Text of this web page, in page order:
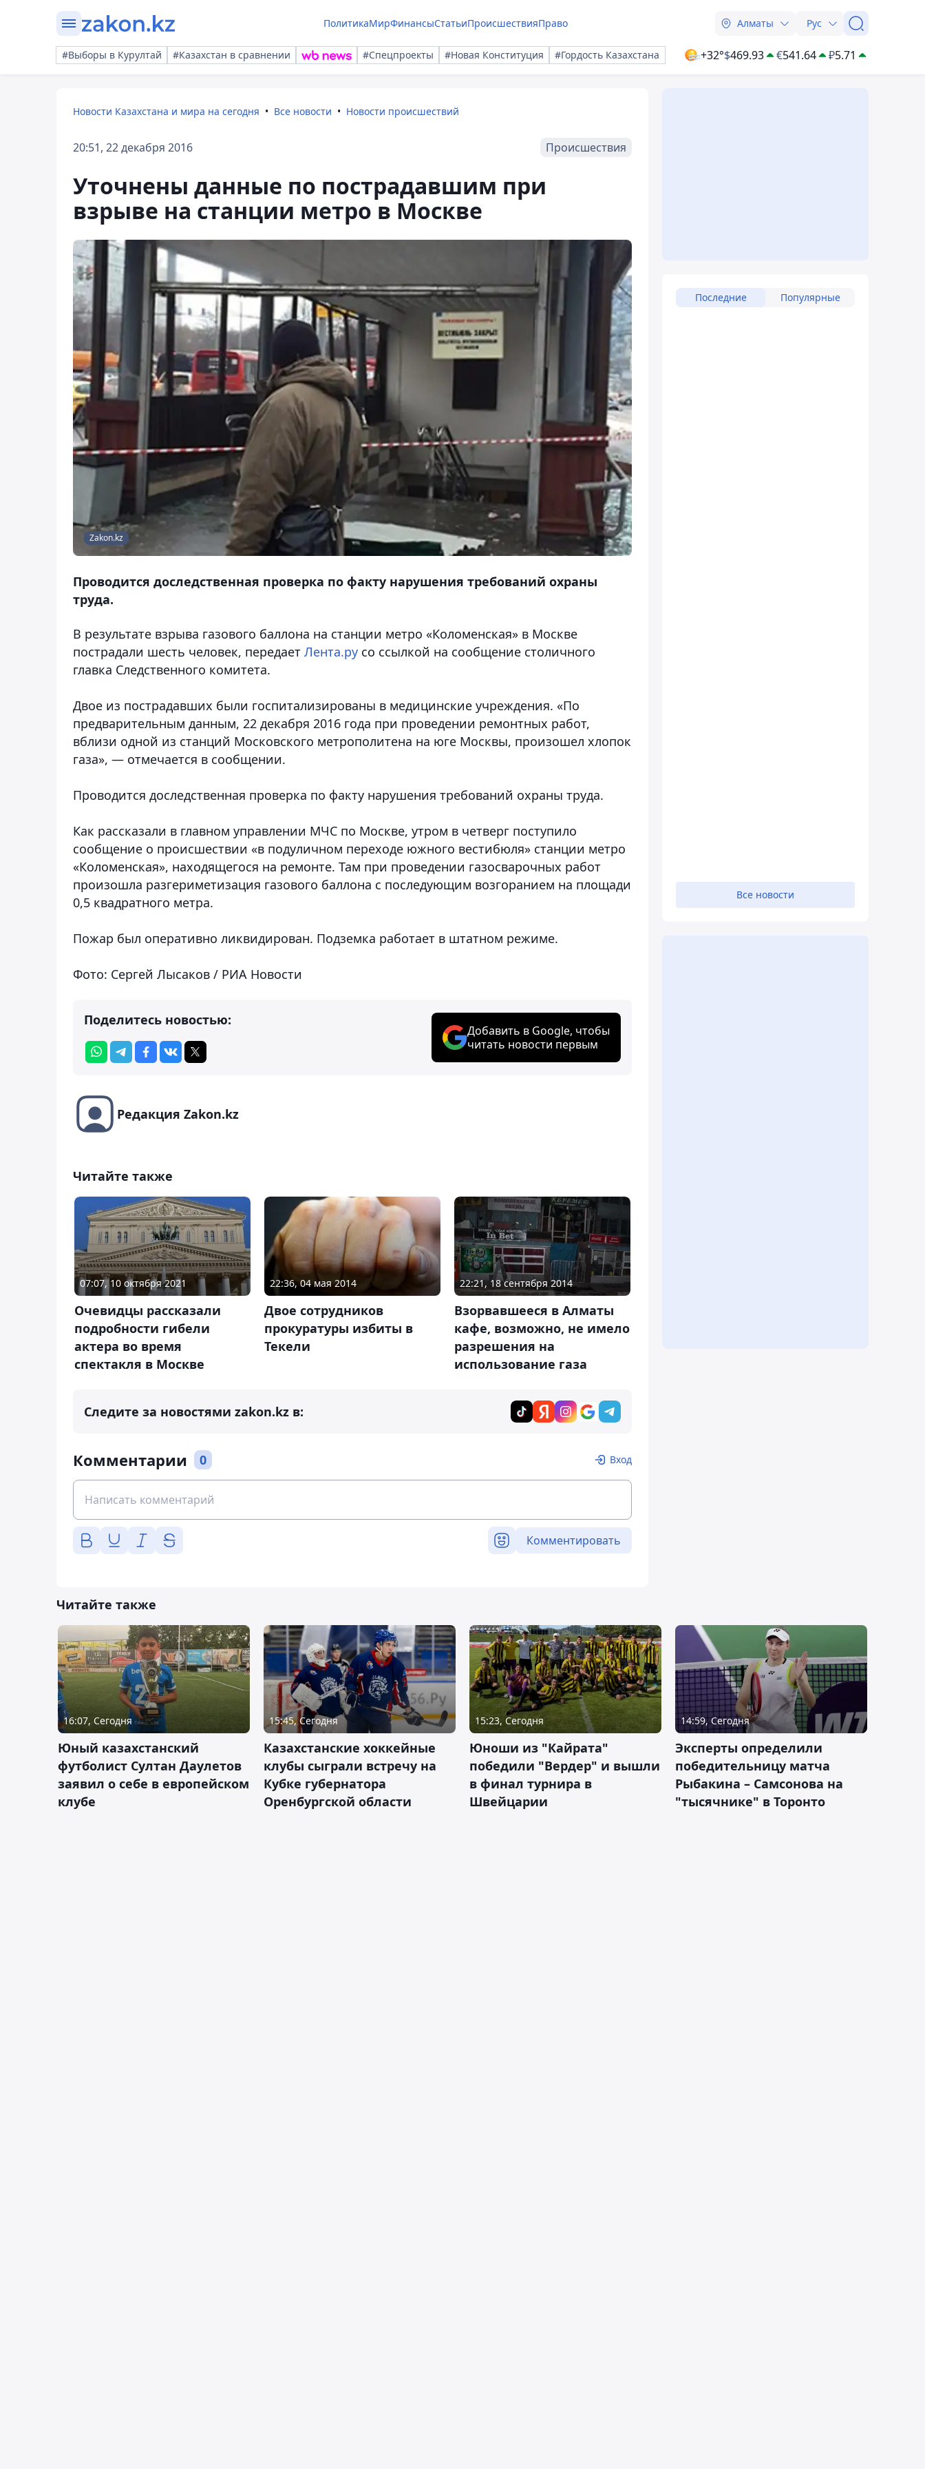
ПолитикаМирФинансыСтатьиПроисшествияПраво Алматы Рус
#Выборы в Курултай #Казахстан в сравнении #Спецпроекты #Новая Конституция #Гордость Казахстана +32°$469.93 €541.64 ₽5.71
Новости Казахстана и мира на сегодня Все новости Новости происшествий
20:51, 22 декабря 2016 Происшествия
Уточнены данные по пострадавшим при
взрыве на станции метро в Москве
Zakon.kz
Проводится доследственная проверка по факту нарушения требований охраны
труда.
В результате взрыва газового баллона на станции метро «Коломенская» в Москве
пострадали шесть человек, передает Лента.ру со ссылкой на сообщение столичного
главка Следственного комитета.
Двое из пострадавших были госпитализированы в медицинские учреждения. «По
предварительным данным, 22 декабря 2016 года при проведении ремонтных работ,
вблизи одной из станций Московского метрополитена на юге Москвы, произошел хлопок
газа», — отмечается в сообщении.
Проводится доследственная проверка по факту нарушения требований охраны труда.
Как рассказали в главном управлении МЧС по Москве, утром в четверг поступило
сообщение о происшествии «в подуличном переходе южного вестибюля» станции метро
«Коломенская», находящегося на ремонте. Там при проведении газосварочных работ
произошла разгериметизация газового баллона с последующим возгоранием на площади
0,5 квадратного метра.
Пожар был оперативно ликвидирован. Подземка работает в штатном режиме.
Фото: Сергей Лысаков / РИА Новости
Поделитесь новостью:
Добавить в Google, чтобы
читать новости первым
Редакция Zakon.kz
Читайте также
07:07, 10 октября 2021
Очевидцы рассказали
подробности гибели
актера во время
спектакля в Москве
22:36, 04 мая 2014
Двое сотрудников
прокуратуры избиты в
Текели
22:21, 18 сентября 2014
Взорвавшееся в Алматы
кафе, возможно, не имело
разрешения на
использование газа
Следите за новостями zakon.kz в:
Комментарии 0 Вход
Комментировать
Последние Популярные
Все новости
Читайте также
16:07, Сегодня
Юный казахстанский
футболист Султан Даулетов
заявил о себе в европейском
клубе
15:45, Сегодня
Казахстанские хоккейные
клубы сыграли встречу на
Кубке губернатора
Оренбургской области
15:23, Сегодня
Юноши из "Кайрата"
победили "Вердер" и вышли
в финал турнира в
Швейцарии
14:59, Сегодня
Эксперты определили
победительницу матча
Рыбакина – Самсонова на
"тысячнике" в Торонто